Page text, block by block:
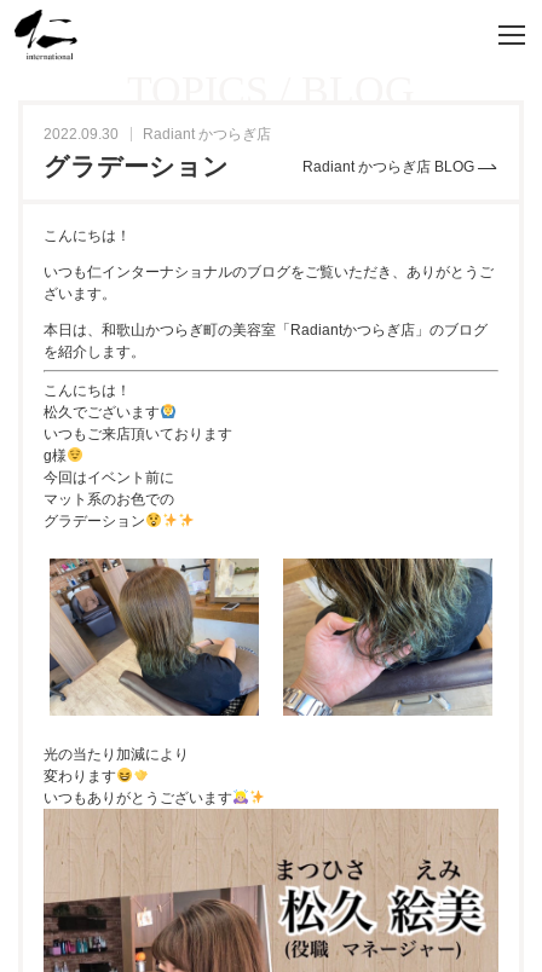
2022.09.30 Radiant かつらぎ店
グラデーション Radiant かつらぎ店 BLOG
こんにちは！
いつも仁インターナショナルのブログをご覧いただき、ありがとうご
ざいます。
本日は、和歌山かつらぎ町の美容室「Radiantかつらぎ店」のブログ
を紹介します。
こんにちは！
松久でございます
いつもご来店頂いております
g様
今回はイベント前に
マット系のお色での
グラデーション
光の当たり加減により
変わります
いつもありがとうございます